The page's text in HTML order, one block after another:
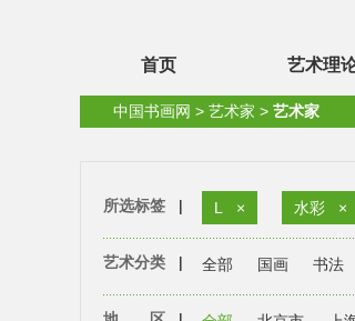
首页 艺术理
中国书画网 > 艺术家 > 艺术家
所选标签 | L × 水彩 ×
艺术分类 | 全部 国画 书法